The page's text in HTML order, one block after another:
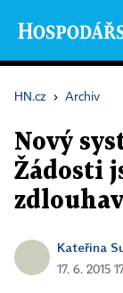
HN.cz › Archiv
Nový
Žádosti
Kateřina
17. 6. 2015